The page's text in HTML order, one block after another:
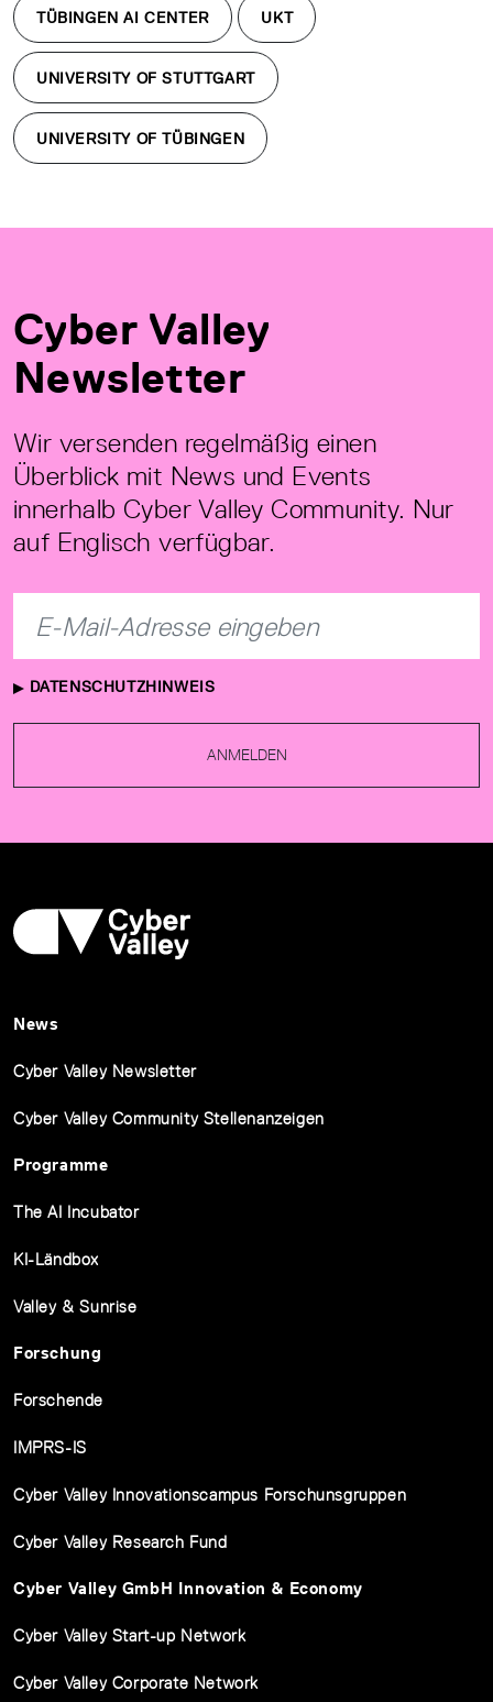
TÜBINGEN AI CENTER UKT
UNIVERSITY OF STUTTGART
UNIVERSITY OF TÜBINGEN
Cyber Valley
Newsletter
Wir versenden regelmäßig einen
Überblick mit News und Events
innerhalb Cyber Valley Community. Nur
auf Englisch verfügbar.
DATENSCHUTZHINWEIS
ANMELDEN
News
Cyber Valley Newsletter
Cyber Valley Community Stellenanzeigen
Programme
The AI Incubator
KI-Ländbox
Valley & Sunrise
Forschung
Forschende
IMPRS-IS
Cyber Valley Innovationscampus Forschunsgruppen
Cyber Valley Research Fund
Cyber Valley GmbH Innovation & Economy
Cyber Valley Start-up Network
Cyber Valley Corporate Network